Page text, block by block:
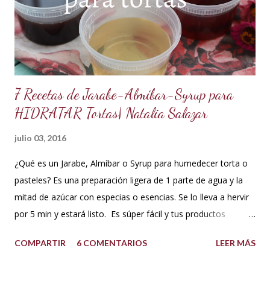
600 g de chocolate blanco (sucedáneo para resistir climas
cálidos) 200 g de crema para batir vegetal (crema para batir
para hacer Chantilly vegetal) Preparación: Coloca el chocolate
y...
7 Recetas de Jarabe-Almíbar-Syrup para
HIDRATAR Tortas| Natalia Salazar
julio 03, 2016
¿Qué es un Jarabe, Almíbar o Syrup para humedecer torta o
pasteles? Es una preparación ligera de 1 parte de agua y la
mitad de azúcar con especias o esencias. Se lo lleva a hervir
por 5 min y estará listo. Es súper fácil y tus productos
USOS: Siempre que hacemos una torta cubierta
COMPARTIR 6 COMENTARIOS LEER MÁS